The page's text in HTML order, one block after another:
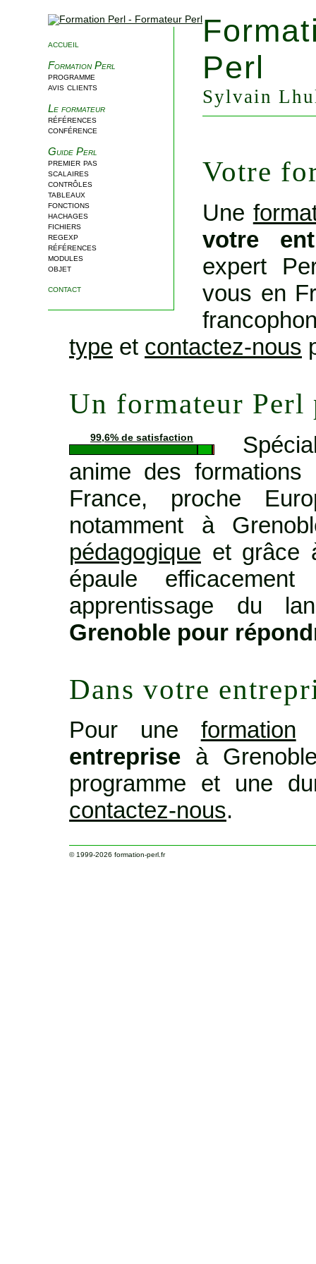
accueil
Formation Perl
programme
avis clients
Le formateur
références
conférence
Guide Perl
premier pas
scalaires
contrôles
tableaux
fonctions
hachages
fichiers
regexp
références
modules
objet
contact
Perl
Sylvain
Votre
Une
votre
expert
vous en
type et contactez-nous
Un formateur Perl
99,6% de satisfaction
anime des
France, proche
notamment à
pédagogique et grâce
épaule
apprentissage du
Grenoble pour
Dans votre
Pour une formation
entreprise à
programme et une
contactez-nous.
© 1999-2026 formation-perl.fr